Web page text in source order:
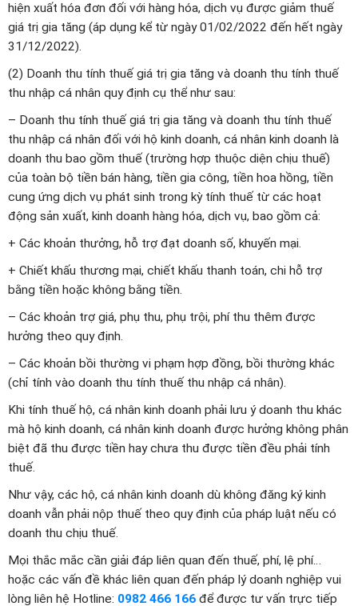
hiện xuất hóa đơn đối với hàng hóa, dịch vụ được giảm thuế
giá trị gia tăng (áp dụng kể từ ngày 01/02/2022 đến hết ngày
31/12/2022).
(2) Doanh thu tính thuế giá trị gia tăng và doanh thu tính thuế
thu nhập cá nhân quy định cụ thể như sau:
– Doanh thu tính thuế giá trị gia tăng và doanh thu tính thuế
thu nhập cá nhân đối với hộ kinh doanh, cá nhân kinh doanh là
doanh thu bao gồm thuế (trường hợp thuộc diện chịu thuế)
của toàn bộ tiền bán hàng, tiền gia công, tiền hoa hồng, tiền
cung ứng dịch vụ phát sinh trong kỳ tính thuế từ các hoạt
động sản xuất, kinh doanh hàng hóa, dịch vụ, bao gồm cả:
+ Các khoản thưởng, hỗ trợ đạt doanh số, khuyến mại.
+ Chiết khấu thương mại, chiết khấu thanh toán, chi hỗ trợ
bằng tiền hoặc không bằng tiền.
– Các khoản trợ giá, phụ thu, phụ trội, phí thu thêm được
hưởng theo quy định.
– Các khoản bồi thường vi phạm hợp đồng, bồi thường khác
(chỉ tính vào doanh thu tính thuế thu nhập cá nhân).
Khi tính thuế hộ, cá nhân kinh doanh phải lưu ý doanh thu khác
mà hộ kinh doanh, cá nhân kinh doanh được hưởng không phân
biệt đã thu được tiền hay chưa thu được tiền đều phải tính
thuế.
Như vậy, các hộ, cá nhân kinh doanh dù không đăng ký kinh
doanh vẫn phải nộp thuế theo quy định của pháp luật nếu có
doanh thu chịu thuế.
Mọi thắc mắc cần giải đáp liên quan đến thuế, phí, lệ phí…
hoặc các vấn đề khác liên quan đến pháp lý doanh nghiệp vui
lòng liên hệ Hotline: 0982 466 166 để được tư vấn trực tiếp